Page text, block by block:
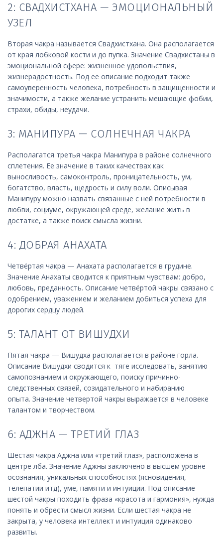
2: СВАДХИСТХАНА — ЭМОЦИОНАЛЬНЫЙ
УЗЕЛ
Вторая чакра называется Свадхистхана. Она располагается
от края лобковой кости и до пупка. Значение Свадхистаны в
эмоциональной сфере: жизненное удовольствия,
жизнерадостность. Под ее описание подходит также
самоуверенность человека, потребность в защищенности и
значимости, а также желание устранить мешающие фобии,
страхи, обиды, неудачи.
3: МАНИПУРА — СОЛНЕЧНАЯ ЧАКРА
Располагатся третья чакра Манипура в районе солнечного
сплетения. Ее значение в таких качествах как
выносливость, самоконтроль, проницательность, ум,
богатство, власть, щедрость и силу воли. Описывая
Манипуру можно назвать связанные с ней потребности в
любви, социуме, окружающей среде, желание жить в
достатке, а также поиск смысла жизни.
4: ДОБРАЯ АНАХАТА
Четвёртая чакра — Анахата располагается в грудине.
Значение Анахаты сводится к приятным чувствам: добро,
любовь, преданность. Описание четвёртой чакры связано с
одобрением, уважением и желанием добиться успеха для
дорогих сердцу людей.
5: ТАЛАНТ ОТ ВИШУДХИ
Пятая чакра — Вишудха располагается в районе горла.
Описание Вишудхи сводится к тяге исследовать, занятию
самопознанием и окружающего, поиску причинно-
следственных связей, созидательного и набиранию
опыта. Значение четвертой чакры выражается в человеке
талантом и творчеством.
6: АДЖНА — ТРЕТИЙ ГЛАЗ
Шестая чакра Аджна или «третий глаз», расположена в
центре лба. Значение Аджны заключено в высшем уровне
осознания, уникальных способностях (ясновидения,
телепатии итд), уме, памяти и интуиции. Под описание
шестой чакры походить фраза «красота и гармония», нужда
понять и обрести смысл жизни. Если шестая чакра не
закрыта, у человека интеллект и интуиция одинаково
развиты.